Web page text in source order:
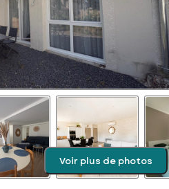
Voir plus de photos